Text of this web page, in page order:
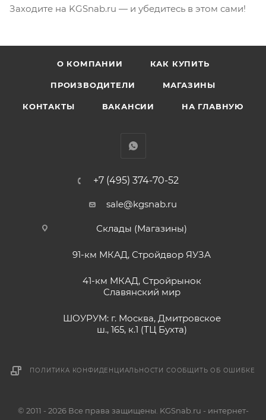
Заходите на KGSnab.ru — и убедитесь в этом сами!
О КОМПАНИИ КАК КУПИТЬ
ПРОИЗВОДИТЕЛИ МАГАЗИНЫ
КОНТАКТЫ ВАКАНСИИ НА ГЛАВНУЮ
+7 (495) 374-70-52
sale@kgsnab.ru
Склады (Магазины)
91-км МКАД, Стройдвор ЯУЗА
41-км МКАД, Стройрынок
Славянский мир
ШОУРУМ: г. Москва, Дмитровское
ш., 165, к.1 (ТЦ Бухта)
ПОЛИТИКА КОНФИДЕНЦИАЛЬНОСТИ СООБЩИТЬ ОБ ОШИБКЕ
© 2011 - 2026 Все права защищены. KGSnab.ru - интернет-